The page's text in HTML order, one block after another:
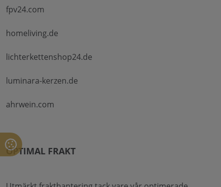
fpv24.com
homeliving.de
lichterkettenshop24.de
luminara-kerzen.de
ahrwein.com
OPTIMAL FRAKT